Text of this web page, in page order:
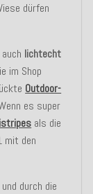
dürfen
lichtecht
im Shop
Outdoor-
es super
als die
mit den
und durch die